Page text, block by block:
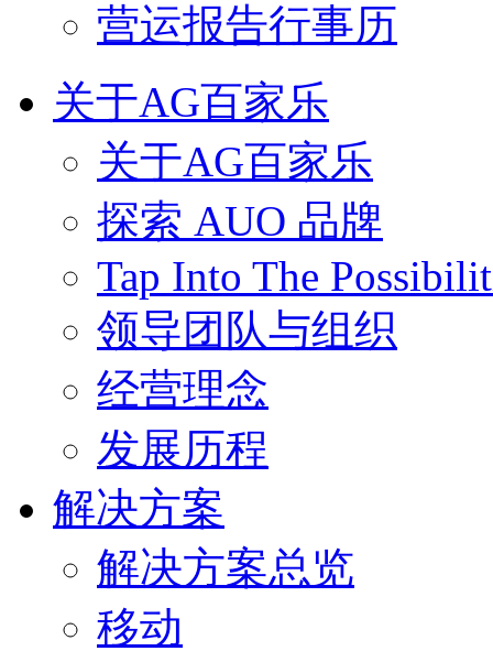
营运报告行事历
关于AG百家乐
关于AG百家乐
探索 AUO 品牌
Tap Into The
领导团队与组织
经营理念
发展历程
解决方案
解决方案总览
移动